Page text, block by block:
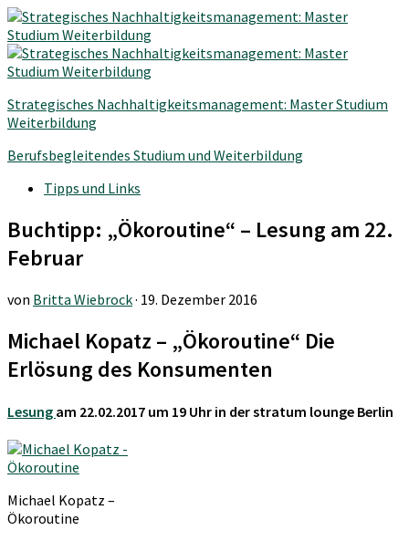
Strategisches Nachhaltigkeitsmanagement: Master Studium
Weiterbildung
Berufsbegleitendes Studium und Weiterbildung
Tipps und Links
Buchtipp: „Ökoroutine“ – Lesung am 22.
Februar
von Britta Wiebrock· 19. Dezember 2016
Michael Kopatz – „Ökoroutine“ Die
Erlösung des Konsumenten
Lesung am 22.02.2017 um 19 Uhr in der stratum lounge Berlin
Michael Kopatz –
Ökoroutine